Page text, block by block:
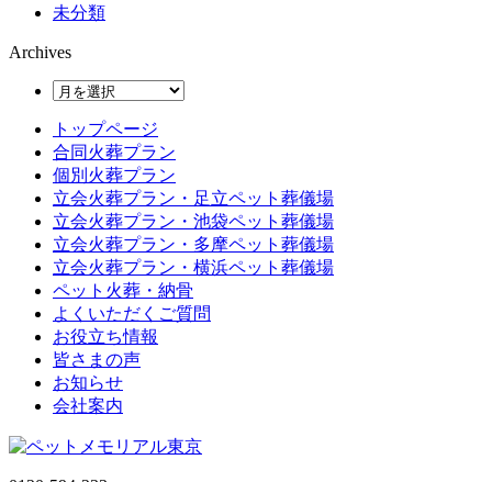
未分類
Archives
トップページ
合同火葬プラン
個別火葬プラン
立会火葬プラン・足立ペット葬儀場
立会火葬プラン・池袋ペット葬儀場
立会火葬プラン・多摩ペット葬儀場
立会火葬プラン・横浜ペット葬儀場
ペット火葬・納骨
よくいただくご質問
お役立ち情報
皆さまの声
お知らせ
会社案内